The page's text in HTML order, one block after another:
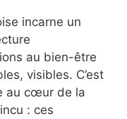
incarne un
au bien-être
visibles. C’est
au cœur de la
: ces